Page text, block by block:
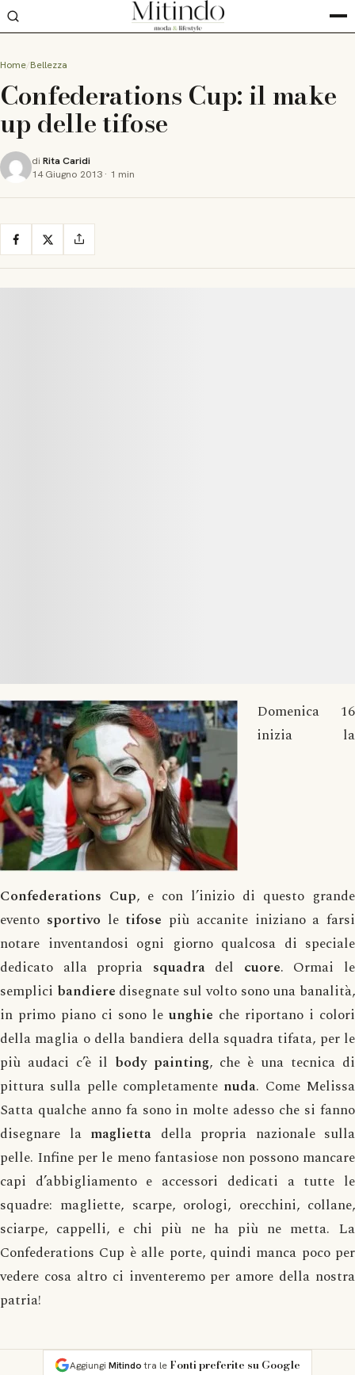
Home Bellezza
Confederations Cup: il make
up delle tifose
di Rita Caridi
14 Giugno 2013 · 1 min
Domenica 16
inizia la
Confederations Cup, e con l’inizio di questo grande
evento sportivo le tifose più accanite iniziano a farsi
notare inventandosi ogni giorno qualcosa di speciale
dedicato alla propria squadradel cuore. Ormai le
semplici bandiere disegnate sul volto sono una banalità,
in primo piano ci sono le unghie che riportano i colori
della maglia o della bandiera della squadra tifata, per le
più audaci c’è il body painting, che è una tecnica di
pittura sulla pelle completamente nuda. Come Melissa
Satta qualche anno fa sono in molte adesso che si fanno
disegnare la maglietta della propria nazionale sulla
pelle. Infine per le meno fantasiose non possono mancare
capi d’abbigliamento e accessori dedicati a tutte le
squadre: magliette, scarpe, orologi, orecchini, collane,
sciarpe, cappelli, e chi più ne ha più ne metta. La
Confederations Cup è alle porte, quindi manca poco per
vedere cosa altro ci inventeremo per amore della nostra
patria!
Aggiungi Mitindotra le Fonti preferite su Google